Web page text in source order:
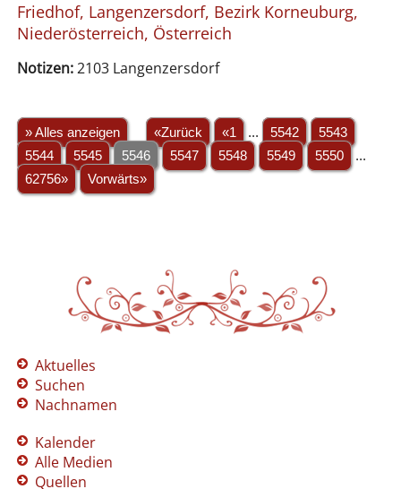
Friedhof, Langenzersdorf, Bezirk Korneuburg,
Niederösterreich, Österreich
Notizen:2103 Langenzersdorf
» Alles anzeigen «Zurück «1 ... 5542
5543
5544
5545 5546 5547 5548 5549 5550
...
62756»
Vorwärts»
Aktuelles
Suchen
Nachnamen
Kalender
Alle Medien
Quellen